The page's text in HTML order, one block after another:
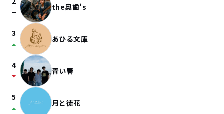
check_indeterminate_small the奥歯's
3
arrow_drop_up あひる文庫
4
arrow_drop_down 青い春
5
arrow_drop_up 月と徒花